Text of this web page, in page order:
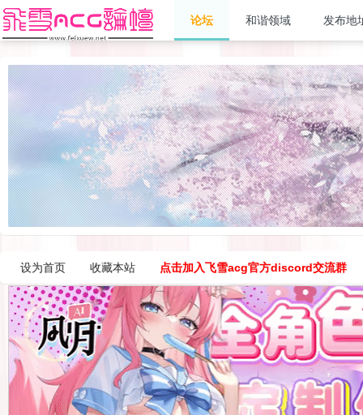
论坛 和谐领域 发布地
设为首页 收藏本站 点击加入飞雪acg官方discord交流群